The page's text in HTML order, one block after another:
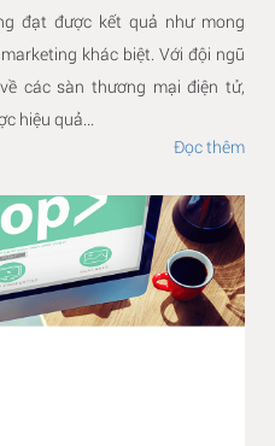
đạt được kết quả như mong
khác biệt. Với đội ngũ
các sàn thương mại điện tử,
hiệu quả...
Đọc thêm